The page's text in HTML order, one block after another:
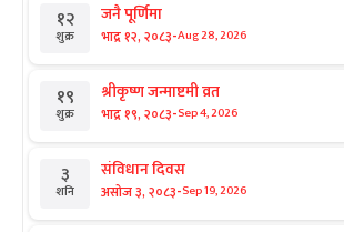
१२
शुक्र
जनै पूर्णिमा
भाद्र १२, २०८३-Aug 28, 2026
१९
शुक्र
श्रीकृष्ण जन्माष्टमी व्रत
भाद्र १९, २०८३-Sep 4, 2026
३
शनि
संविधान दिवस
असोज ३, २०८३-Sep 19, 2026